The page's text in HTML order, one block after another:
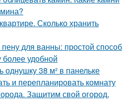
Сколько хранить
для ванны: простой способ
более удобной
однушку 38 м² в панельке
и перепланировать комнату
Защитим свой огород,